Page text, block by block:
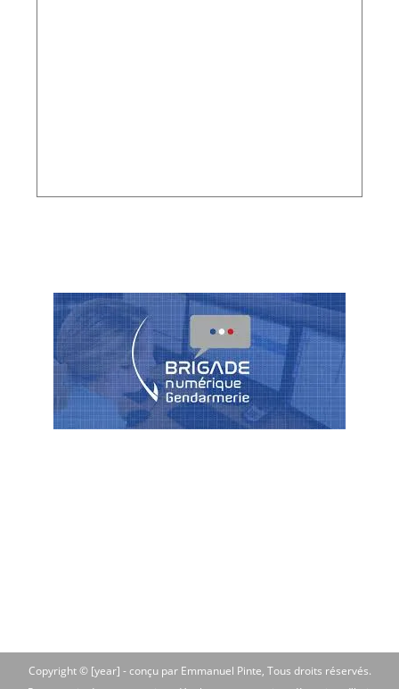
Copyright © [year] -conçu par Emmanuel Pinte, Tous droits réservés.